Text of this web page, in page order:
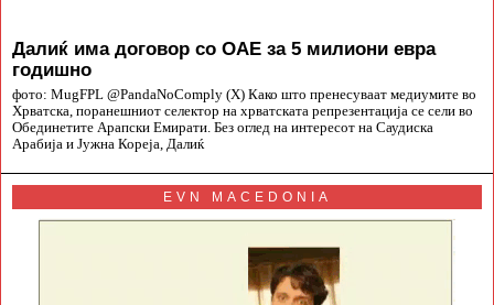
Далиќ има договор со ОАЕ за 5 милиони евра
годишно
фото: MugFPL @PandaNoComply (X) Како што пренесуваат медиумите во
Хрватска, поранешниот селектор на хрватската репрезентација се сели во
Обединетите Арапски Емирати. Без оглед на интересот на Саудиска
Арабија и Јужна Кореја, Далиќ
EVN MACEDONIA